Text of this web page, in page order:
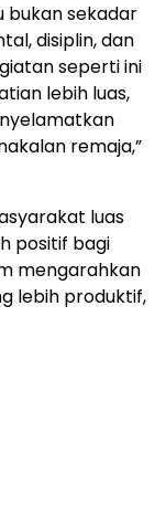
bukan sekadar
disiplin, dan
seperti ini
lebih luas,
remaja,”
luas
positif bagi
mengarahkan
lebih produktif,